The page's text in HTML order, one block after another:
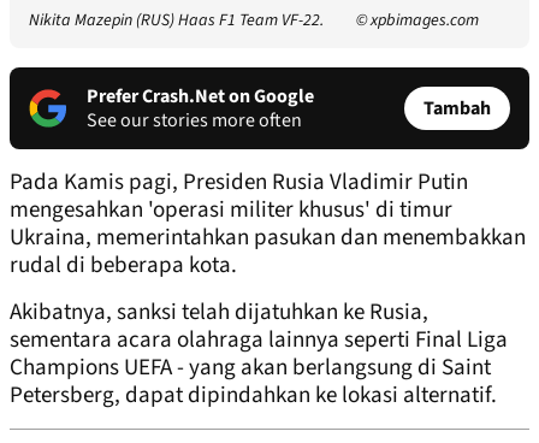
Nikita Mazepin (RUS) Haas F1 Team VF-22. © xpbimages.com
Prefer Crash.Net on Google
See our stories more often
Tambah
Pada Kamis pagi, Presiden Rusia Vladimir Putin
mengesahkan 'operasi militer khusus' di timur
Ukraina, memerintahkan pasukan dan menembakkan
rudal di beberapa kota.
Akibatnya, sanksi telah dijatuhkan ke Rusia,
sementara acara olahraga lainnya seperti Final Liga
Champions UEFA - yang akan berlangsung di Saint
Petersberg, dapat dipindahkan ke lokasi alternatif.